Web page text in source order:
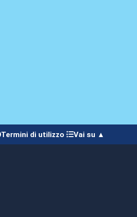
Termini di utilizzo Vai su ▲